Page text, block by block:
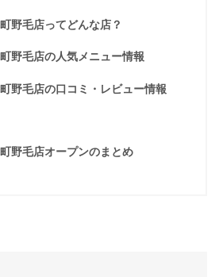
野毛店ってどんな店？
野毛店の人気メニュー情報
野毛店の口コミ・レビュー情報
野毛店オープンのまとめ